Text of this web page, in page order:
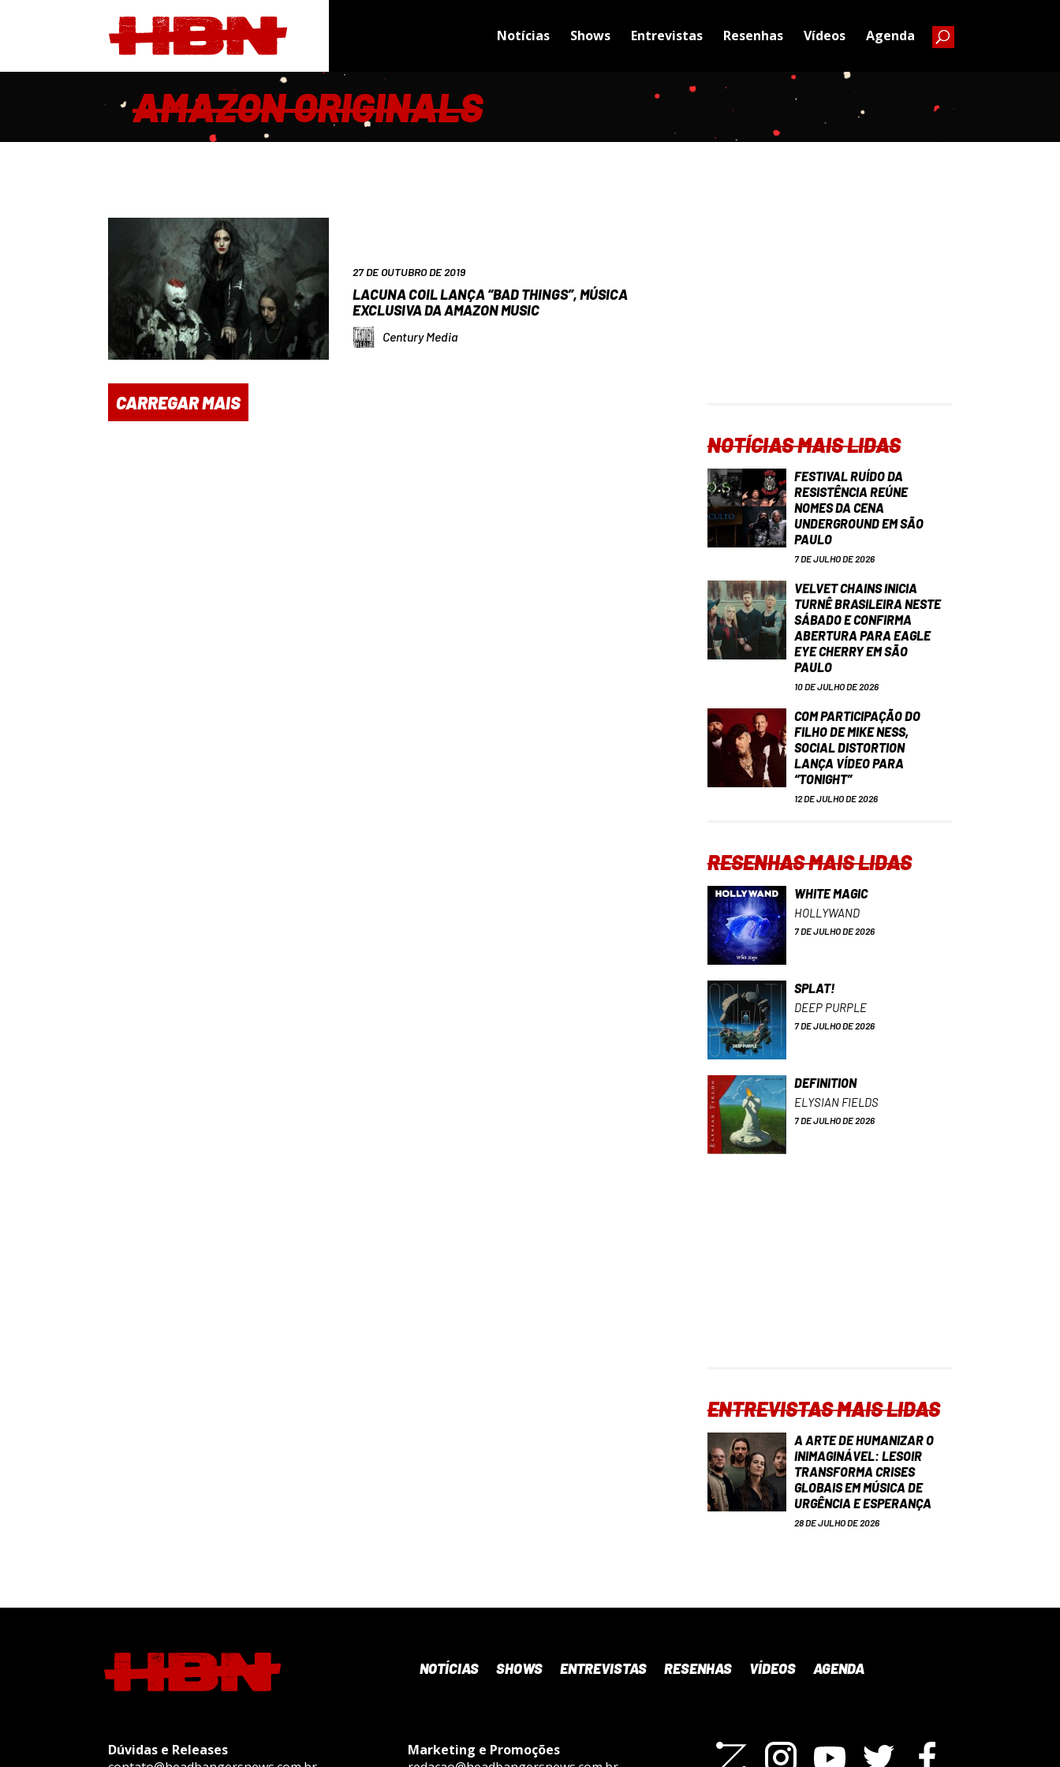
Notícias Shows Entrevistas Resenhas Vídeos Agenda
AMAZON ORIGINALS
27 DE OUTUBRO DE 2019
LACUNA COIL LANÇA “BAD THINGS”, MÚSICA
EXCLUSIVA DA AMAZON MUSIC
Century Media
CARREGAR MAIS
NOTÍCIAS MAIS LIDAS
FESTIVAL RUÍDO DA
RESISTÊNCIA REÚNE
NOMES DA CENA
UNDERGROUND EM SÃO
PAULO
7 DE JULHO DE 2026
VELVET CHAINS INICIA
TURNÊ BRASILEIRA NESTE
SÁBADO E CONFIRMA
ABERTURA PARA EAGLE
EYE CHERRY EM SÃO
PAULO
10 DE JULHO DE 2026
COM PARTICIPAÇÃO DO
FILHO DE MIKE NESS,
SOCIAL DISTORTION
LANÇA VÍDEO PARA
“TONIGHT”
12 DE JULHO DE 2026
RESENHAS MAIS LIDAS
WHITE MAGIC
HOLLYWAND
7 DE JULHO DE 2026
SPLAT!
DEEP PURPLE
7 DE JULHO DE 2026
DEFINITION
ELYSIAN FIELDS
7 DE JULHO DE 2026
ENTREVISTAS MAIS LIDAS
A ARTE DE HUMANIZAR O
INIMAGINÁVEL: LESOIR
TRANSFORMA CRISES
GLOBAIS EM MÚSICA DE
URGÊNCIA E ESPERANÇA
28 DE JULHO DE 2026
NOTÍCIAS SHOWS ENTREVISTAS RESENHAS VÍDEOS AGENDA
Dúvidas e Releases
Marketing e Promoções